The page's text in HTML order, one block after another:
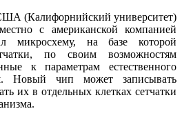
(Калифорнийский университет)
с американской компанией
микросхему, на базе которой
по своим возможностям
к параметрам естественного
Новый чип может записывать
их в отдель­ных клетках сетчатки